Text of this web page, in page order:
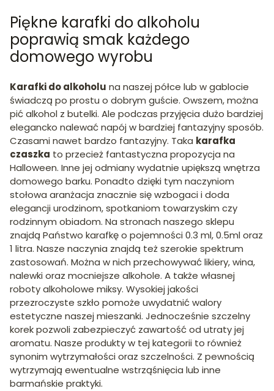
Piękne karafki do alkoholu
poprawią smak każdego
domowego wyrobu
Karafkido alkoholu na naszej półce lub w gablocie
świadczą po prostu o dobrym guście. Owszem, można
pić alkohol z butelki. Ale podczas przyjęcia dużo bardziej
elegancko nalewać napój w bardziej fantazyjny sposób.
Czasami nawet bardzo fantazyjny. Taka karafka
czaszka to przecież fantastyczna propozycja na
Halloween. Inne jej odmiany wydatnie upiększą wnętrza
domowego barku. Ponadto dzięki tym naczyniom
stołowa aranżacja znacznie się wzbogaci i doda
elegancji urodzinom, spotkaniom towarzyskim czy
rodzinnym obiadom. Na stronach naszego sklepu
znajdą Państwo karafkę o pojemności 0.3 ml, 0.5ml oraz
1 litra. Nasze naczynia znajdą też szerokie spektrum
zastosowań. Można w nich przechowywać likiery, wina,
nalewki oraz mocniejsze alkohole. A także własnej
roboty alkoholowe miksy. Wysokiej jakości
przezroczyste szkło pomoże uwydatnić walory
estetyczne naszej mieszanki. Jednocześnie szczelny
korek pozwoli zabezpieczyć zawartość od utraty jej
aromatu. Nasze produkty w tej kategorii to również
synonim wytrzymałości oraz szczelności. Z pewnością
wytrzymają ewentualne wstrząśnięcia lub inne
barmańskie praktyki.